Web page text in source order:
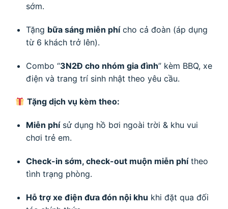
sớm.
Tặng bữa sáng miễn phícho cả đoàn (áp dụng
từ 6 khách trở lên).
Combo “3N2Đ cho nhóm gia đình” kèm BBQ, xe
điện và trang trí sinh nhật theo yêu cầu.
Tặng dịch vụ kèm theo:
Miễn phísử dụng hồ bơi ngoài trời & khu vui
chơi trẻ em.
Check-in sớm, check-out muộn miễn phítheo
tình trạng phòng.
Hỗ trợ xe điện đưa đón nội khu khi đặt qua đối